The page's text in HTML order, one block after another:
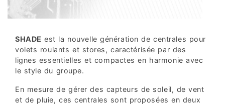
SHADE est la nouvelle génération de centrales pour
volets roulants et stores, caractérisée par des
lignes essentielles et compactes en harmonie avec
le style du groupe.
En mesure de gérer des capteurs de soleil, de vent
et de pluie, ces centrales sont proposées en deux